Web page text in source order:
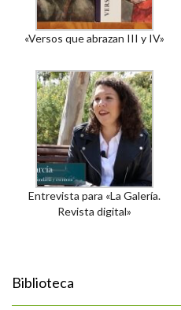
«Versos que abrazan III y IV»
Entrevista para «La Galería.
Revista digital»
Biblioteca